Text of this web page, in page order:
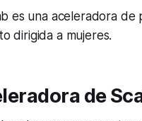
es una aceleradora de
dirigida a mujeres.
de